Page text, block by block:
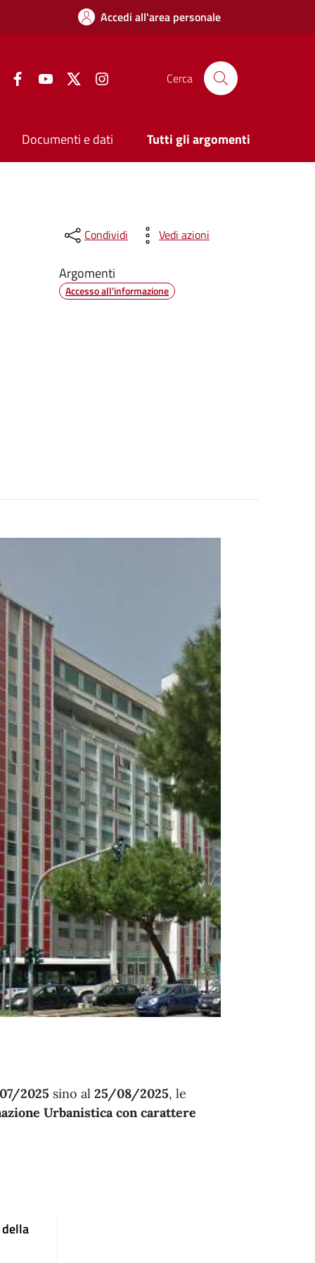
Accedi all'area personale
FacebookYouTube Twitter Cerca
Documenti e dati Tutti gli argomenti
Condividi Vedi azioni
Argomenti
Accesso all'informazione
2025 sino al 25/08/2025, le
Urbanistica con carattere